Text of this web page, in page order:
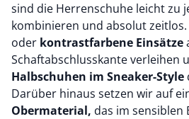
sind die Herrenschuhe leicht zu
kombinieren und absolut zeitlos.
oder kontrastfarbene Einsätze
Schaftabschlusskante verleihen
Halbschuhen im Sneaker-Style
Darüber hinaus setzen wir auf
Obermaterial, das im sensiblen